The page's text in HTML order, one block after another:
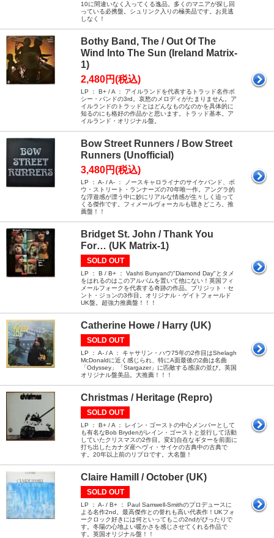
10に間違いなく入ってくる逸品。多くのマニアが探し回
っている必携盤。シュリンク入りの極美品です。お見逃
しなく！
Bothy Band, The / Out Of The
Wind Into The Sun (Ireland Matrix-
1)
2,480円(税込)
LP ： B+ / A ： アイルランドを代表するトラッド名作ボ
シー・バンドの3rd。哀愁のメロディがたまりません。ア
イルランドのトラッドとはどんなものなのかを具体的に
知るのにも格好の作品かと思います。トラッド基本。ア
イルランド・オリジナル盤。
Bow Street Runners / Bow Street
Runners (Unofficial)
3,480円(税込)
LP ： A- / A- ： ノースキャロライナのサイケバンド、ボ
ウ・ストリート・ランナーズの70年唯一作。アングラ的
な浮遊感が漂う中に妙にリアルな情感が生々しく迫って
くる傑作です。フィメールヴォーカルも聴きどころ。推
薦盤！！
Bridget St. John / Thank You
For… (UK Matrix-1)
SOLD OUT
LP ： B / B+ ： Vashti Bunyanの"Diamond Day"とタメ
をはれるのはこのアルバムを置いて他にない！英国フィ
メールフォークを代表する奇跡の作品。ブリジット・セ
ント・ジョンの3作目。オリジナル・ゲイトフォールド
UK盤。超強力推薦盤！！！
Catherine Howe / Harry (UK)
SOLD OUT
LP ： A- / A ： キャサリン・ハウ75年の2作目はShelagh
McDonaldに近く感じられ、特にA面最後の2曲は名曲
「Odyssey」「Stargazer」に匹敵する感涙の並び。英国
オリジナル盤美品。大推薦！！！
Christmas / Heritage (Repro)
SOLD OUT
LP ： B+ / A ： レイン・ゴーストの中心メンバーとして
も有名なBob Brydenがレイン・ゴーストと並行して活動
していたクリスマスの2作目。変幻自在なギターを前面に
打ち出したカナダ産ヘヴィ・サイケの古典中の古典で
す。20年以上前のリプロです。大名盤！
Claire Hamill / October (UK)
SOLD OUT
LP ： A- / B+ ： Paul Samwell-Smithのプロデュースに
よる名作2nd。最高傑作との誉れも高い代表作！UKフォ
ークロック好きには何といってもこの2ndがぴったりで
す。冬陽の心地よい暖かさを感じさせてくれる作品で
す。英国オリジナル盤！！